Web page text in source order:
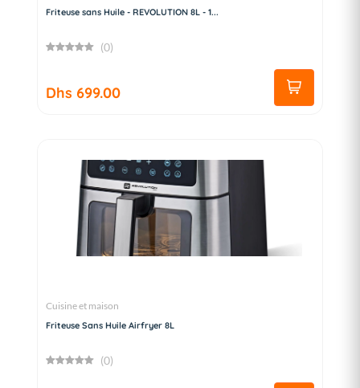
Friteuse sans Huile - REVOLUTION 8L - 1...
(0)
Dhs 699.00
Cuisine et maison
Friteuse Sans Huile Airfryer 8L
(0)